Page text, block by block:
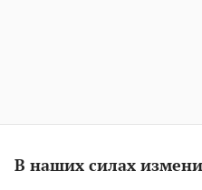
В наших силах